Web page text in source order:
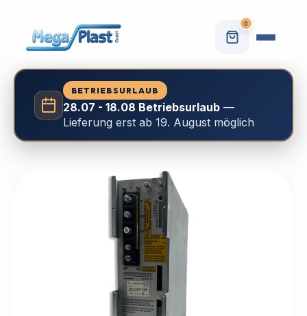
0
BETRIEBSURLAUB
28.07 - 18.08 Betriebsurlaub—
Lieferung erst ab 19. August möglich